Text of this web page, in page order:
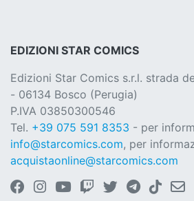
EDIZIONI STAR COMICS
Edizioni Star Comics s.r.l. strada
- 06134 Bosco (Perugia)
P.IVA 03850300546
Tel. +39 075 591 8353 - per
info@starcomics.com, per
acquistaonline@starcomics.com